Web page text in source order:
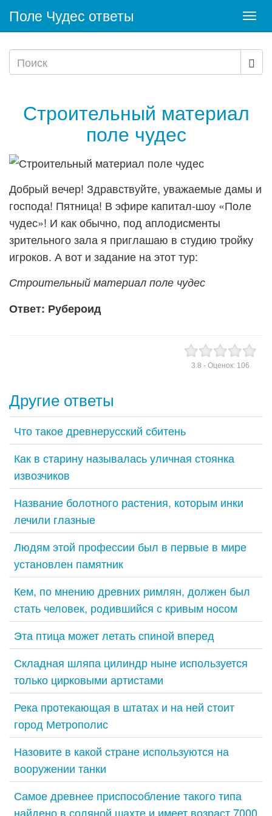
Поле Чудес ответы
Строительный материал
поле чудес
Добрый вечер! Здравствуйте, уважаемые дамы и
господа! Пятница! В эфире капитал-шоу «Поле
чудес»! И как обычно, под аплодисменты
зрительного зала я приглашаю в студию тройку
игроков. А вот и задание на этот тур:
Строительный материал поле чудес
Ответ: Рубероид
3.8 - Оценок: 106
Другие ответы
Что такое древнерусский сбитень
Как в старину называлась уличная стоянка
извозчиков
Название болотного растения, которым инки
лечили глазные
Людям этой профессии был в первые в мире
установлен памятник
Кем, по мнению древних римлян, должен был
стать человек, родившийся с кривым носом
Эта птица может летать спиной вперед
Складная шляпа цилиндр ныне используется
только цирковыми артистами
Река протекающая в штатах и на ней стоит
город Метрополис
Назовите в какой стране используются на
вооружении танки
Самое древнее приспособление такого типа
найдено в соляной шахте и имеет возраст 7000